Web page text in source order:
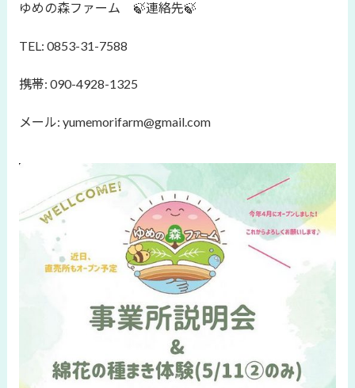
ゆめの森ファーム 🍃連絡先🍃
TEL: 0853-31-7588
携帯: 090-4928-1325
メール: yumemorifarm@gmail.com